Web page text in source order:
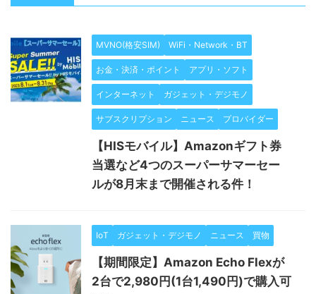
MVNO(格安SIM) WiFi・Network・BT
お金・決済・ポイント アプリ・ソフト
インターネット ガジェット・デジモノ
サブスクリプション ニュース プロバイダー
【HISモバイル】Amazonギフト券
当選など4つのスーパーサマーセー
ルが8月末まで開催される件！
IoT ガジェット・デジモノ ニュース 買物
【期間限定】Amazon Echo Flexが
2台で2,980円(1台1,490円)で購入可